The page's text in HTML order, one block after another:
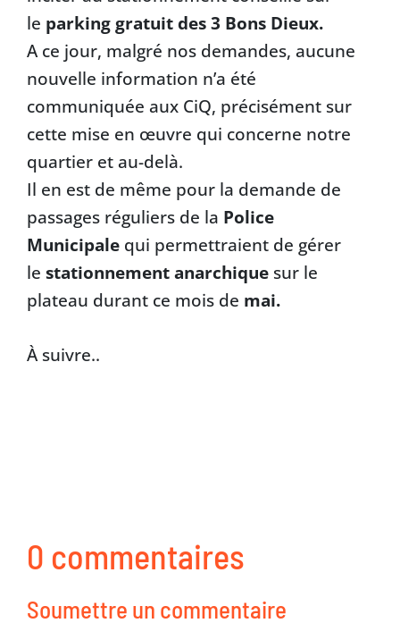
le parking gratuit des 3 Bons Dieux.
A ce jour, malgré nos demandes, aucune
nouvelle information n’a été
communiquée aux CiQ, précisément sur
cette mise en œuvre qui concerne notre
quartier et au-delà.
Il en est de même pour la demande de
passages réguliers de la Police
Municipale qui permettraient de gérer
le stationnement anarchique sur le
plateau durant ce mois de mai.
À suivre..
0 commentaires
Soumettre un commentaire